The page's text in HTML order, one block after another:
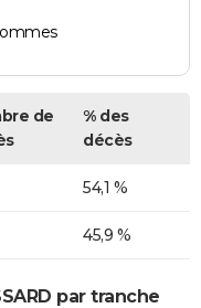
de
% des
décès
54,1 %
45,9 %
par tranche